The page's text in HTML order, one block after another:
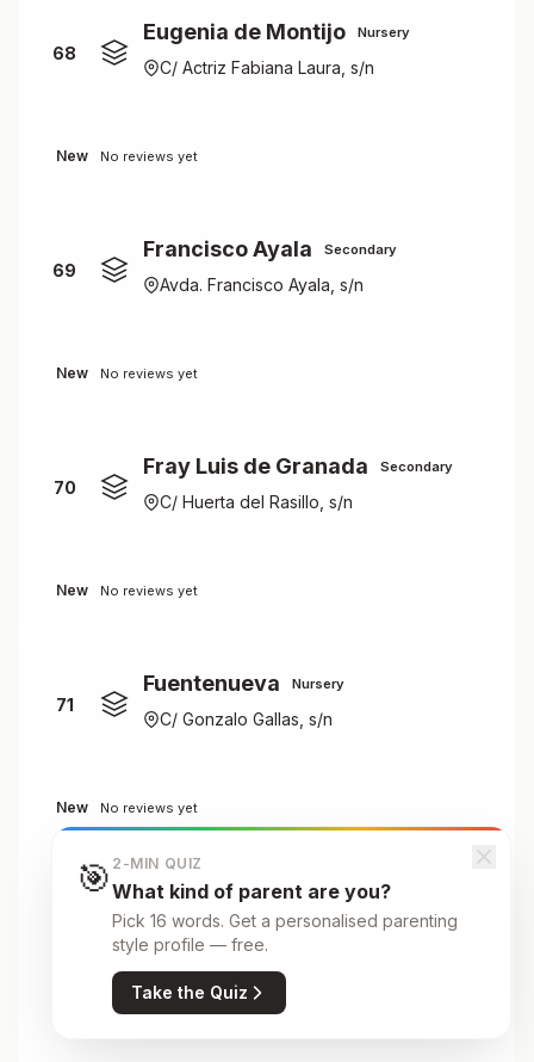
68
Eugenia de Montijo Nursery
C/ Actriz Fabiana Laura, s/n
New No reviews yet
69
Francisco Ayala Secondary
Avda. Francisco Ayala, s/n
New No reviews yet
70
Fray Luis de Granada Secondary
C/ Huerta del Rasillo, s/n
New No reviews yet
71
Fuentenueva Nursery
C/ Gonzalo Gallas, s/n
New No reviews yet
Gallego Burín Nursery
Avda. Dílar. Bda. Zaidín
🎯 2-MIN QUIZ
What kind of parent are you?
Pick 16 words. Get a personalised parenting
style profile — free.
Take the Quiz